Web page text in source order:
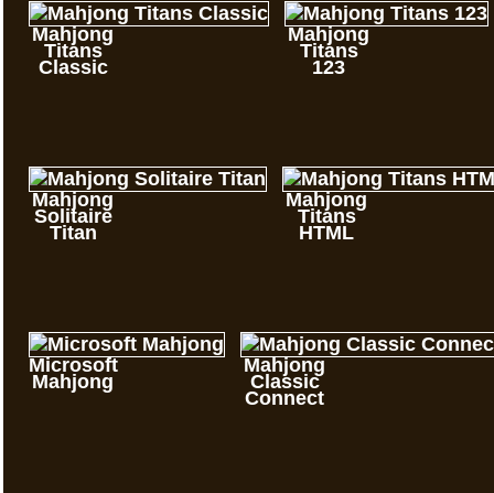
Mahjong
Titans
Classic
Mahjong
Titans
123
Mahjong
Solitaire
Titan
Mahjong
Titans
HTML
Microsoft
Mahjong
Mahjong
Classic
Connect